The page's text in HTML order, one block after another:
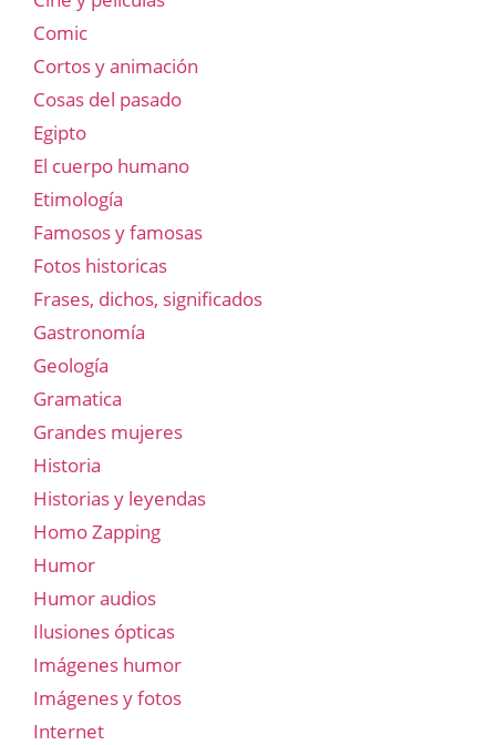
Comic
Cortos y animación
Cosas del pasado
Egipto
El cuerpo humano
Etimología
Famosos y famosas
Fotos historicas
Frases, dichos, significados
Gastronomía
Geología
Gramatica
Grandes mujeres
Historia
Historias y leyendas
Homo Zapping
Humor
Humor audios
Ilusiones ópticas
Imágenes humor
Imágenes y fotos
Internet